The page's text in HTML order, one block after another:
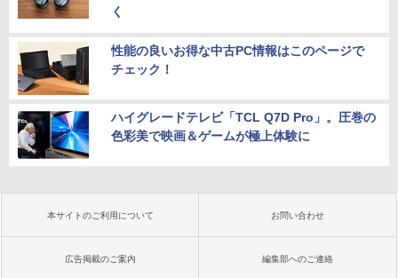
く
性能の良いお得な中古PC情報はこのページで
チェック！
ハイグレードテレビ「TCL Q7D Pro」。圧巻の
色彩美で映画＆ゲームが極上体験に
本サイトのご利用について お問い合わせ
広告掲載のご案内 編集部へのご連絡